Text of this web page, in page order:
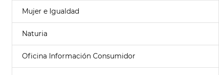
Mujer e Igualdad
Naturia
Oficina Información Consumidor